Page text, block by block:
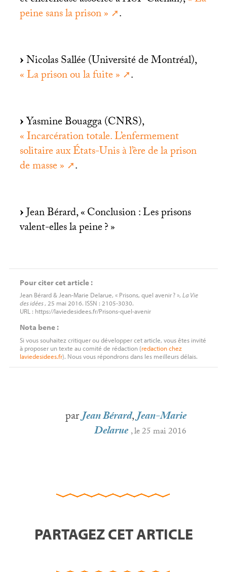
peine sans la prison» .
Nicolas Sallée (Université de Montréal),
«La prison ou la fuite» .
Yasmine Bouagga (CNRS),
«Incarcération totale. L’enfermement
solitaire aux États-Unis à l’ère de la prison
de masse» .
Jean Bérard, «Conclusion : Les prisons
valent-elles la peine?»
Pour citer cet article :
Jean Bérard & Jean-Marie Delarue, « Prisons, quel avenir ? », La Vie
des idées, 25 mai 2016. ISSN : 2105-3030.
URL : https://laviedesidees.fr/Prisons-quel-avenir
Nota bene :
Si vous souhaitez critiquer ou développer cet article, vous êtes invité
à proposer un texte au comité de rédaction (redactionchez
laviedesidees.fr). Nous vous répondrons dans les meilleurs délais.
parJean Bérard,Jean-Marie
Delarue, le 25 mai 2016
PARTAGEZ CET ARTICLE